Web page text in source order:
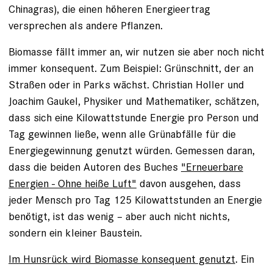
Chinagras), die einen höheren Energieertrag
versprechen als andere Pflanzen.
Biomasse fällt immer an, wir nutzen sie aber noch nicht
immer konsequent. Zum Beispiel: Grünschnitt, der an
Straßen oder in Parks wächst. Christian Holler und
Joachim Gaukel, Physiker und Mathematiker, schätzen,
dass sich eine Kilowattstunde Energie pro Person und
Tag gewinnen ließe, wenn alle Grünabfälle für die
Energiegewinnung genutzt würden. Gemessen daran,
dass die beiden Autoren des Buches "Erneuerbare
Energien - Ohne heiße Luft" davon ausgehen, dass
jeder Mensch pro Tag 125 Kilowattstunden an Energie
benötigt, ist das wenig – aber auch nicht nichts,
sondern ein kleiner Baustein.
Im Hunsrück wird Biomasse konsequent genutzt. Ein